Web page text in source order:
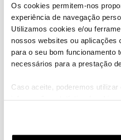
Os cookies permitem-nos
experiência de navegação
Utilizamos cookies e/ou
nossos websites ou aplicações
para o seu bom funcionamento
necessários para a prestação
Caso aceite, poderemos
funcionalidades (cookies de
funcionalidade) e adaptar
Descubra as novidades